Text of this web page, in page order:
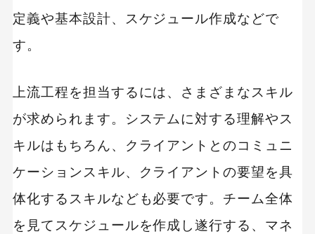
定義や基本設計、スケジュール作成などで
す。
上流工程を担当するには、さまざまなスキル
が求められます。システムに対する理解やス
キルはもちろん、クライアントとのコミュニ
ケーションスキル、クライアントの要望を具
体化するスキルなども必要です。チーム全体
を見てスケジュールを作成し遂行する、マネ